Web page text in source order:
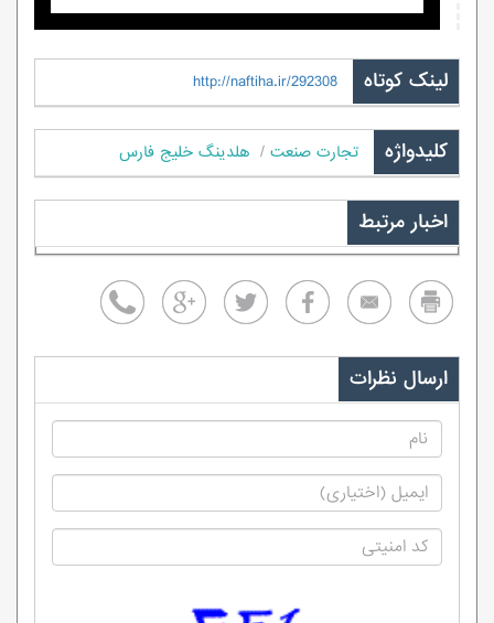
لینک کوتاه http://naftiha.ir/292308
کلیدواژه تجارت صنعت هلدینگ خلیج فارس
اخبار مرتبط
ارسال نظرات